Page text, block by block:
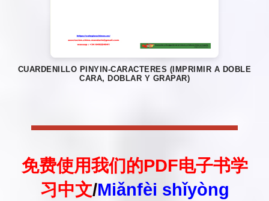
CUARDENILLO PINYIN-CARACTERES (IMPRIMIR A DOBLE
CARA, DOBLAR Y GRAPAR)
免费使用我们的PDF电子书学
习中文/Miǎnfèi shǐyòng